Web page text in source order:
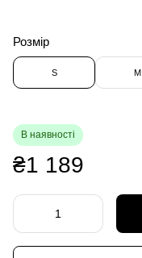
Розмір
S M
В наявності
₴1 189